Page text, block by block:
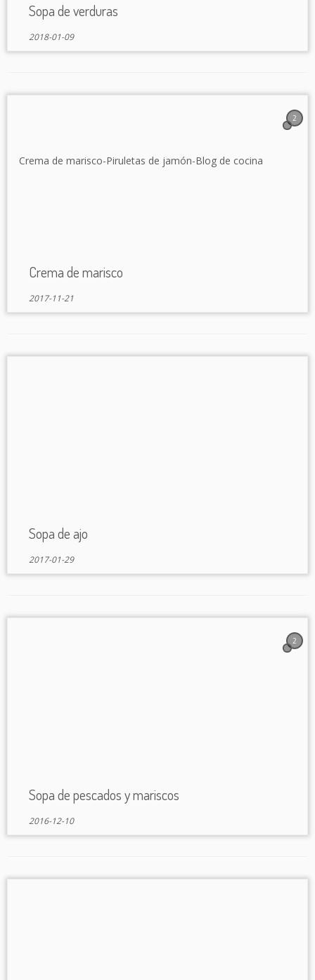
Sopa de verduras
2018-01-09
2
Crema de marisco
2017-11-21
Sopa de ajo
2017-01-29
2
Sopa de pescados y mariscos
2016-12-10